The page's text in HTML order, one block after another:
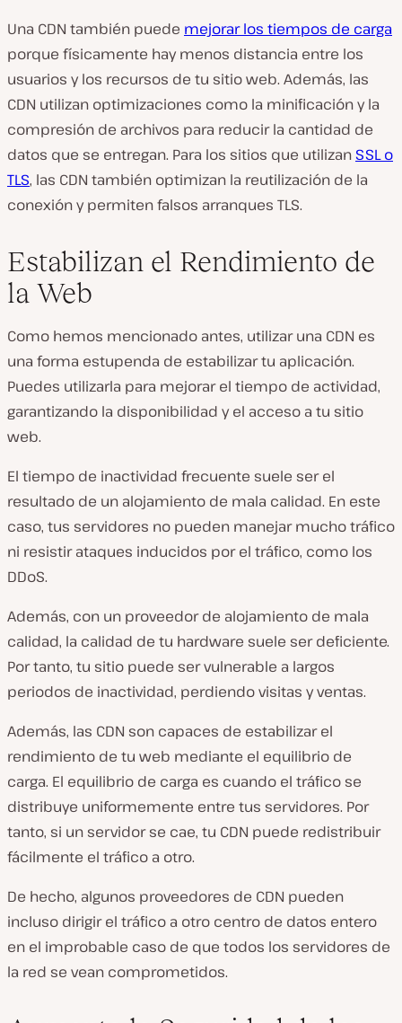
Una CDN también puede mejorar los tiempos de carga
porque físicamente hay menos distancia entre los
usuarios y los recursos de tu sitio web. Además, las
CDN utilizan optimizaciones como la minificación y la
compresión de archivos para reducir la cantidad de
datos que se entregan. Para los sitios que utilizan SSL o
TLS, las CDN también optimizan la reutilización de la
conexión y permiten falsos arranques TLS.
Estabilizan el Rendimiento de
la Web
Como hemos mencionado antes, utilizar una CDN es
una forma estupenda de estabilizar tu aplicación.
Puedes utilizarla para mejorar el tiempo de actividad,
garantizando la disponibilidad y el acceso a tu sitio
web.
El tiempo de inactividad frecuente suele ser el
resultado de un alojamiento de mala calidad. En este
caso, tus servidores no pueden manejar mucho tráfico
ni resistir ataques inducidos por el tráfico, como los
DDoS.
Además, con un proveedor de alojamiento de mala
calidad, la calidad de tu hardware suele ser deficiente.
Por tanto, tu sitio puede ser vulnerable a largos
periodos de inactividad, perdiendo visitas y ventas.
Además, las CDN son capaces de estabilizar el
rendimiento de tu web mediante el equilibrio de
carga. El equilibrio de carga es cuando el tráfico se
distribuye uniformemente entre tus servidores. Por
tanto, si un servidor se cae, tu CDN puede redistribuir
fácilmente el tráfico a otro.
De hecho, algunos proveedores de CDN pueden
incluso dirigir el tráfico a otro centro de datos entero
en el improbable caso de que todos los servidores de
la red se vean comprometidos.